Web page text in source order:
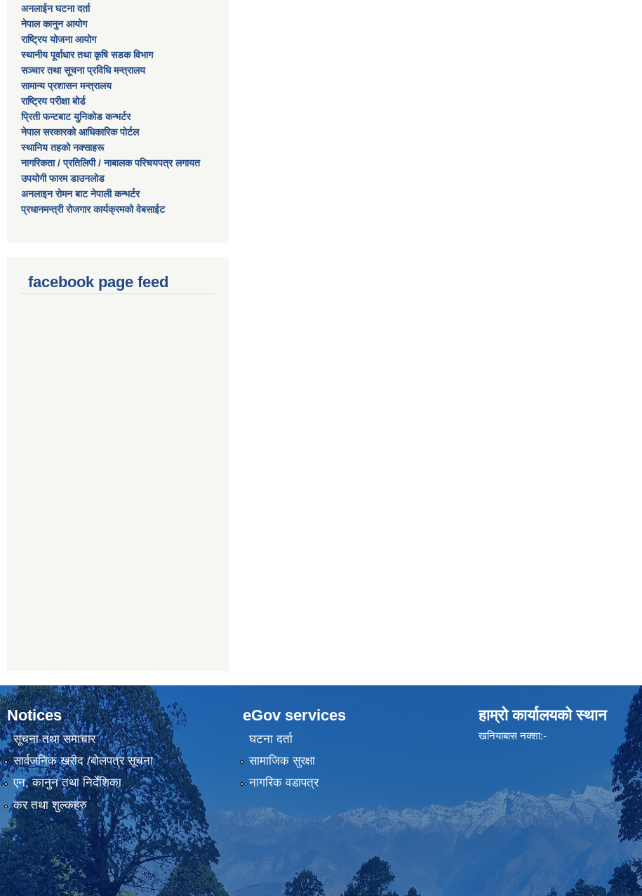
अनलाईन घटना दर्ता
नेपाल कानुन आयोग
राष्ट्रिय योजना आयोग
स्थानीय पूर्वाधार तथा कृषि सडक विभाग
सञ्‍चार तथा सूचना प्रविधि मन्त्रालय
सामान्य प्रशासन मन्त्रालय
राष्ट्रिय परीक्षा बोर्ड
प्रिती फन्टबाट युनिकोड कन्भर्टर
नेपाल सरकारको आधिकारिक पोर्टल
स्थानिय तहको नक्साहरू
नागरिकता / प्रतिलिपी / नाबालक परिचयपत्र लगायत
उपयोगी फारम डाउनलोड
अनलाइन रोमन बाट नेपाली कन्भर्टर
प्रधानमन्त्री रोजगार कार्यक्रमको वेबसाईट
facebook page feed
Notices
सूचना तथा समाचार
सार्वजनिक खरीद /बोलपत्र सूचना
एन, कानुन तथा निर्देशिका
कर तथा शुल्कहरु
eGov services
घटना दर्ता
सामाजिक सुरक्षा
नागरिक वडापत्र
हाम्रो कार्यालयको स्थान
खनियाबास नक्शा:-